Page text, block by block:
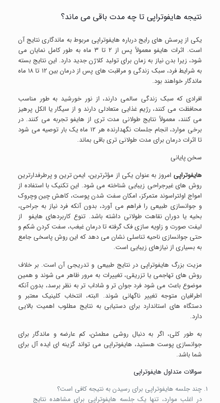
نتیجه هایفوتراپی تا چه مدت باقی می ماند؟
یکی از پرسش های رایج درباره هایفوتراپی مربوط به ماندگاری نتایج آن
است. اثرات هایفو معمولاً پس از ۲ تا ۳ ماه به طور کامل نمایان می
شود، زیرا بدن نیاز به زمان برای تولید کلاژن جدید دارد. این نتایج بسته
به شرایط فرد، سبک زندگی و مراقبت های پس از درمان بین ۱۲ تا ۱۸ ماه
ماندگار خواهند بود.
افرادی که سبک زندگی سالمی دارند، از نور خورشید به طور مناسب
محافظت می کنند، رژیم غذایی متعادلی دارند و از سیگار یا الکل پرهیز
می کنند، معمولاً نتایج طولانی مدت تری از هایفو تجربه می کنند. در
برخی موارد، انجام جلسات نگهدارنده هر ۱۲ ماه یک بار توصیه می شود
تا اثرات درمان برای مدت طولانی تری باقی بماند.
سخن پایانی
هایفوتراپی امروز به عنوان یکی از مؤثرترین، ایمن ترین و پرطرفدارترین
روش های غیرجراحی زیبایی شناخته می شود. این تکنیک با استفاده از
امواج اولتراسوند متمرکز، امکان سفت شدن پوست، کاهش چین وچروک
و جوانسازی طبیعی را فراهم می آورد، بدون آنکه فرد نیاز به جراحی،
بخیه یا دوران نقاهت طولانی داشته باشد. تنوع کاربردهای هایفو از
لیفت صورت و زاویه سازی فک گرفته تا درمان غبغب، سفت کردن شکم و
حتی جوانسازی ناحیه تناسلی نشان می دهد که این روش پاسخی جامع
به بسیاری از نیازهای زیبایی است.
مزیت بزرگ هایفوتراپی در نتایج طبیعی و تدریجی آن است. بر خلاف
روش های تهاجمی یا تزریقی، تغییرات به مرور ظاهر می شوند و همین
موضوع باعث می شود فرد جوان تر و شاداب تر به نظر برسد، بدون آنکه
اطرافیان متوجه تغییر ناگهانی شوند. البته، انتخاب کلینیک معتبر و
دستگاه های استاندارد برای دستیابی به نتایج مطلوب اهمیت بالایی
دارد.
به طور کلی، اگر به دنبال روشی مطمئن، کم عارضه و ماندگار برای
جوانسازی پوست هستید، هایفوتراپی می تواند گزینه ای ایده آل برای
شما باشد.
سوالات متداول هایفوتراپی
چند جلسه هایفوتراپی برای رسیدن به نتیجه کافی است؟
در اغلب موارد، تنها یک جلسه هایفوتراپی برای مشاهده نتایج